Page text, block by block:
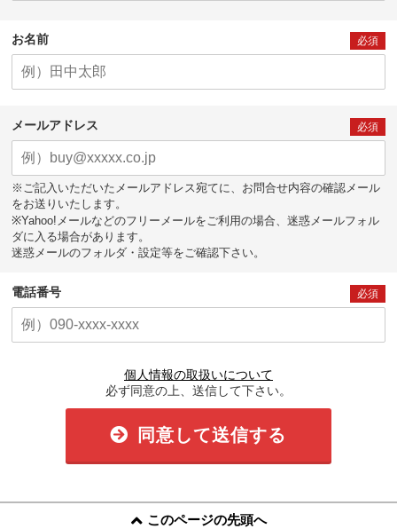
お名前 必須
メールアドレス 必須
※ご記入いただいたメールアドレス宛てに、お問合せ内容の確認メール
をお送りいたします。
※Yahoo!メールなどのフリーメールをご利用の場合、迷惑メールフォル
ダに入る場合があります。
迷惑メールのフォルダ・設定等をご確認下さい。
電話番号 必須
個人情報の取扱いについて
必ず同意の上、送信して下さい。
同意して送信する
このページの先頭へ